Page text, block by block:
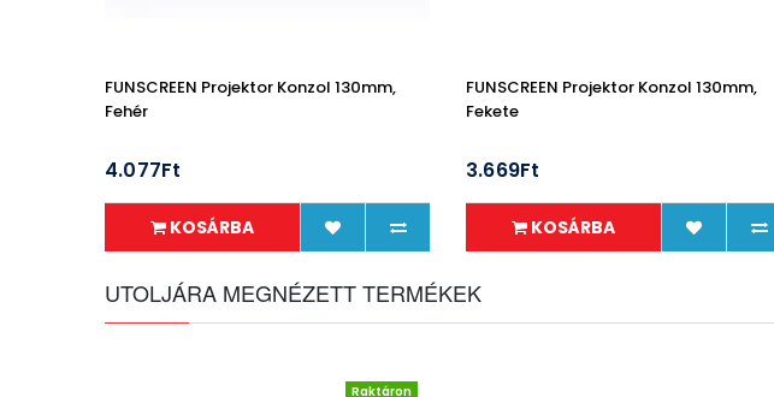
FUNSCREEN Projektor Konzol 130mm,
Fehér
4.077Ft
KOSÁRBA
FUNSCREEN Projektor Konzol 130mm,
Fekete
3.669Ft
KOSÁRBA
UTOLJÁRA MEGNÉZETT TERMÉKEK
Raktáron